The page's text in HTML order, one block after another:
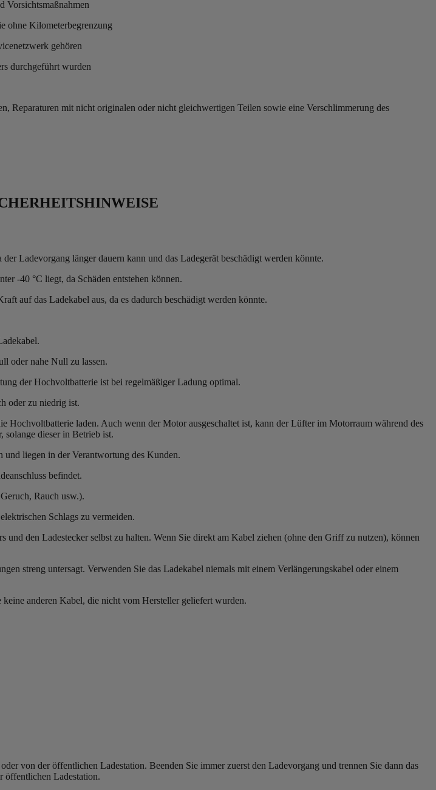
Vorsichtsmaßnahmen
ohne Kilometerbegrenzung
gehören
durchgeführt wurden
Reparaturen mit nicht originalen oder nicht gleichwertigen Teilen sowie eine Verschlimmerung des
Ladevorgang länger dauern kann und das Ladegerät beschädigt werden könnte.
-40 °C liegt, da Schäden entstehen können.
auf das Ladekabel aus, da es dadurch beschädigt werden könnte.
oder nahe Null zu lassen.
der Hochvoltbatterie ist bei regelmäßiger Ladung optimal.
oder zu niedrig ist.
Hochvoltbatterie laden. Auch wenn der Motor ausgeschaltet ist, kann der Lüfter im Motorraum während des
solange dieser in Betrieb ist.
liegen in der Verantwortung des Kunden.
befindet.
Rauch usw.).
Schlags zu vermeiden.
den Ladestecker selbst zu halten. Wenn Sie direkt am Kabel ziehen (ohne den Griff zu nutzen), können
streng untersagt. Verwenden Sie das Ladekabel niemals mit einem Verlängerungskabel oder einem
anderen Kabel, die nicht vom Hersteller geliefert wurden.
von der öffentlichen Ladestation. Beenden Sie immer zuerst den Ladevorgang und trennen Sie dann das
öffentlichen Ladestation.